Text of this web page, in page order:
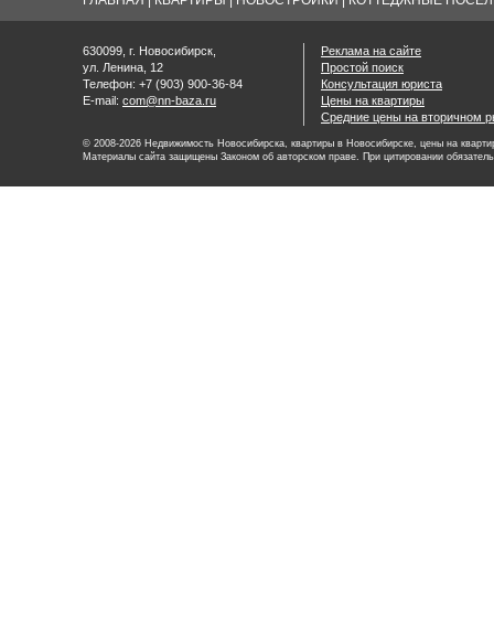
630099, г. Новосибирск,
ул. Ленина, 12
Телефон: +7 (903) 900-36-84
E-mail: com@nn-baza.ru
Реклама на сайте
Простой поиск
Консультация юриста
Цены на квартиры
Средние цены на вторичном
© 2008-2026 Недвижимость Новосибирска, квартиры в Новосибирске, цены на
Материалы сайта защищены Законом об авторском праве. При цитировании